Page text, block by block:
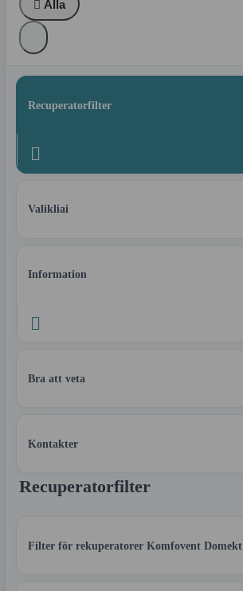
 Alla
Recuperatorfilter

Valikliai
Information

Bra att veta
Kontakter
Recuperatorfilter
Filter för rekuperatorer Komfovent Domekt